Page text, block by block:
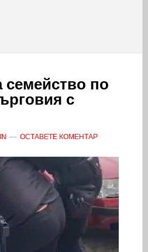
семейство по
с
ОСТАВЕТЕ КОМЕНТАР